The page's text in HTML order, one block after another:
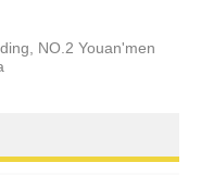
NO.2 Youan'men